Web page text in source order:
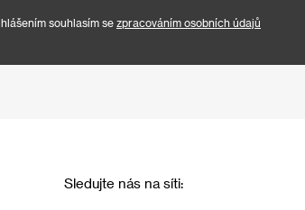
souhlasím se zpracováním osobních údajů
Sledujte nás na síti: